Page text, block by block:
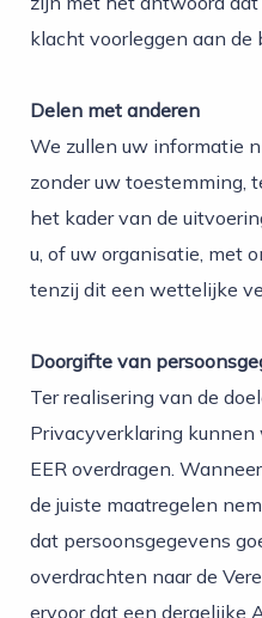
klacht voorleggen aan
Delen met anderen
We zullen uw informatie
zonder uw toestemming,
het kader van de
u, of uw organisatie, met
tenzij dit een wettelijke
Doorgifte van
Ter realisering van de
Privacyverklaring
EER overdragen.
de juiste maatregelen
dat persoonsgegevens
overdrachten naar de
ervoor dat een dergelijke